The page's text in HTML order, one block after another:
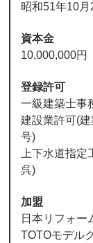
昭和51年10
資本金
10,000,000円
登録許可
一級建築士事
建設業許可(
号)
上下水道指
呉)
加盟
日本リフォー
TOTOモデル